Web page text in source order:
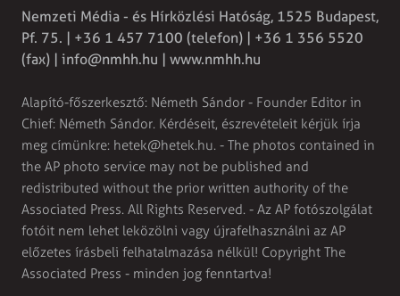
Nemzeti Média - és Hírközlési Hatóság, 1525 Budapest,
Pf. 75. | +36 1 457 7100 (telefon) | +36 1 356 5520
(fax) | info@nmhh.hu | www.nmhh.hu
Alapító-főszerkesztő: Németh Sándor - Founder Editor in
Chief: Németh Sándor. Kérdéseit, észrevételeit kérjük írja
meg címünkre: hetek@hetek.hu. - The photos contained in
the AP photo service may not be published and
redistributed without the prior written authority of the
Associated Press. All Rights Reserved. - Az AP fotószolgálat
fotóit nem lehet leközölni vagy újrafelhasználni az AP
előzetes írásbeli felhatalmazása nélkül! Copyright The
Associated Press - minden jog fenntartva!